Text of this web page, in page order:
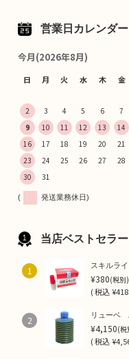
営業日カレンダー
今月(2026年8月)
日 月 火 水 木 金
2
3 4 5 6 7
9
10 11 12 13 14
16
17 18 19 20 21
23
24 25 26 27 28
30
31
( 発送業務休日)
当店ベストセラー
1 スキルラ
¥380(税別)
(税込
2 リューベ
¥4,150(税
(税込